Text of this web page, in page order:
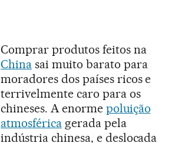
Comprar produtos feitos na
Chinasai muito barato para
moradores dos países ricos e
terrivelmente caro para os
chineses. A enorme poluição
atmosféricagerada pela
indústria chinesa, e deslocada